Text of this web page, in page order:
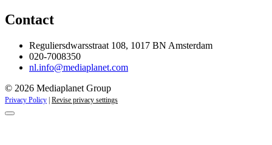
Contact
Reguliersdwarsstraat 108, 1017 BN Amsterdam
020-7008350
nl.info@mediaplanet.com
© 2026 Mediaplanet Group
Privacy Policy Revise privacy settings